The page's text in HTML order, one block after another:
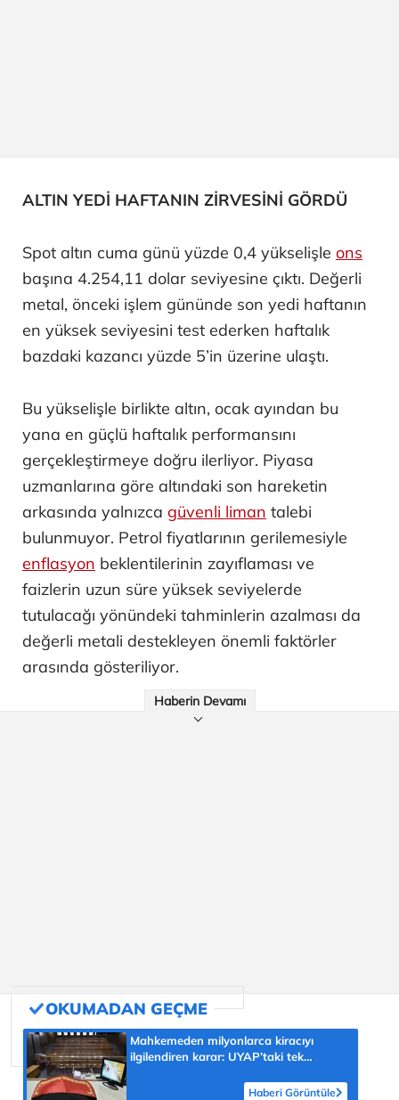
ALTIN YEDİ HAFTANIN ZİRVESİNİ GÖRDÜ
Spot altın cuma günü yüzde 0,4 yükselişle ons
başına 4.254,11 dolar seviyesine çıktı. Değerli
metal, önceki işlem gününde son yedi haftanın
en yüksek seviyesini test ederken haftalık
bazdaki kazancı yüzde 5’in üzerine ulaştı.
Bu yükselişle birlikte altın, ocak ayından bu
yana en güçlü haftalık performansını
gerçekleştirmeye doğru ilerliyor. Piyasa
uzmanlarına göre altındaki son hareketin
arkasında yalnızca güvenli liman talebi
bulunmuyor. Petrol fiyatlarının gerilemesiyle
enflasyon beklentilerinin zayıflaması ve
faizlerin uzun süre yüksek seviyelerde
tutulacağı yönündeki tahminlerin azalması da
değerli metali destekleyen önemli faktörler
arasında gösteriliyor.
Haberin Devamı
Mahkemeden milyonlarca kiracıyı
ilgilendiren karar: UYAP’taki tek
Haberi Görüntüle